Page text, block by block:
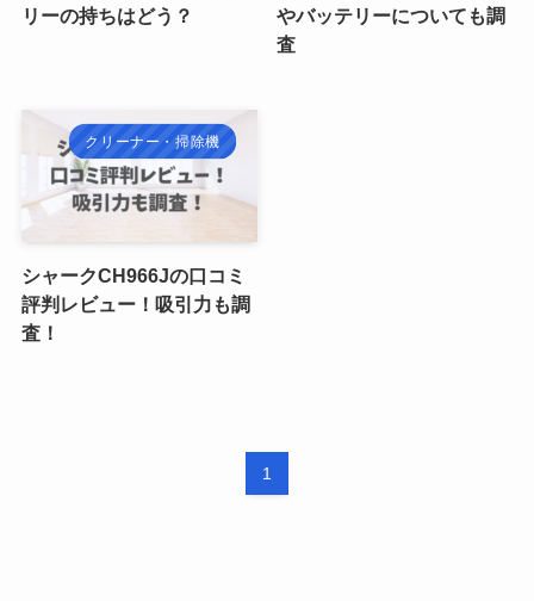
リーの持ちはどう？
やバッテリーについても調
査
クリーナー・掃除機
シャークCH966Jの口コミ
評判レビュー！吸引力も調
査！
1